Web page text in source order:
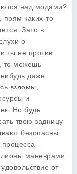
над модами?
прям каких-то
Зато в
о
ты не против
то можешь
даже
взломы,
и
Но будь
твою задницу
безопасны.
процесса —
маневрами
от